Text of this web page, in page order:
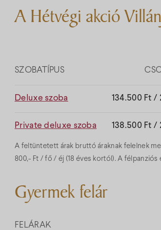
A Hétvégi akció
SZOBATÍPUS
Deluxe szoba 134.500 Ft /
Private deluxe szoba 138.500 Ft /
A feltüntetett árak bruttó áraknak felelnek
800,- Ft / fő / éj (18 éves kortól). A félpanziós
Gyermek felár
FELÁRAK